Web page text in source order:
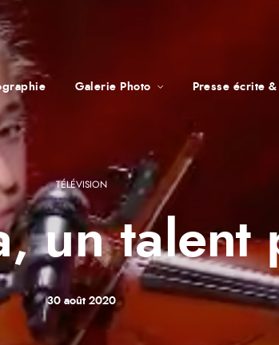
Galerie Photo Presse écrite &
TÉLÉVISION
un talent
30 août 2020